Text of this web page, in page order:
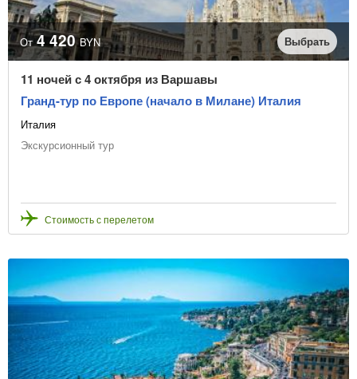
От 4 420 BYN Выбрать
11 ночей с 4 октября из Варшавы
Гранд-тур по Европе (начало в Милане) Италия
Италия
Экскурсионный тур
Стоимость с перелетом